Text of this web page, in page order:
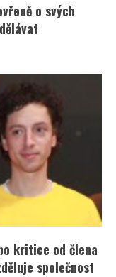
o svých
kritice od člena
společnost